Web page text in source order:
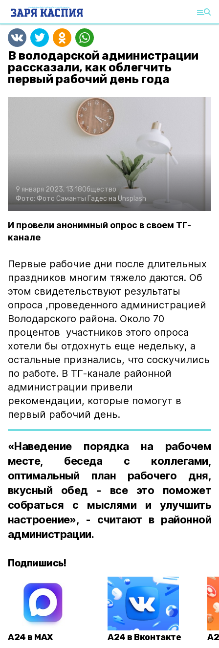
В володарской администрации
рассказали, как облегчить
первый рабочий день года
9 января 2023, 13:18Общество
Фото: Фото Саманты Гадес на Unsplash
И провели анонимный опрос в своем ТГ-
канале
Первые рабочие дни после длительных
праздников многим тяжело даются. Об
этом свидетельствуют результаты
опроса ,проведенного администрацией
Володарского района. Около 70
процентов участников этого опроса
хотели бы отдохнуть еще недельку, а
остальные признались, что соскучились
по работе. В ТГ-канале районной
администрации привели
рекомендации, которые помогут в
первый рабочий день.
«Наведение порядка на рабочем
месте, беседа с коллегами,
оптимальный план рабочего дня,
вкусный обед - все это поможет
собраться с мыслями и улучшить
настроение», - считают в районной
администрации.
Подпишись!
А24 в MAX А24 в Вконтакте